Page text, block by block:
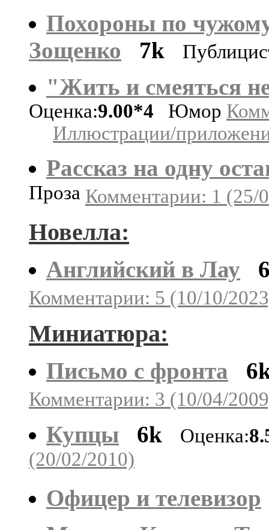
Похороны по
Зощенко
7k
"Жить и смеяться
Оценка:9.00*4 Юмор
Иллюстрации/
Рассказ на одну
Проза Комментарии: 1 (25/
Новелла:
Английский в Лау
Комментарии: 5 (10/10/
Миниатюра:
Письмо с фронта
Комментарии: 3 (10/04/
Купцы 6k Оценка:
(20/02/2010)
Офицер и телевизор